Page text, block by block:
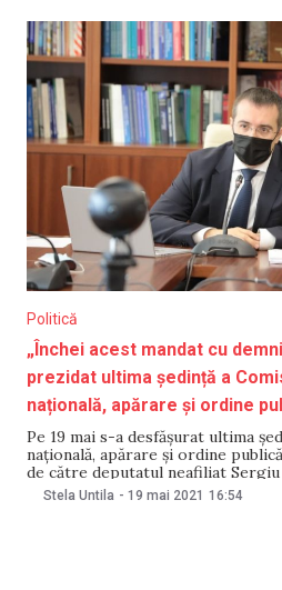
Politică
„Închei acest mandat cu
prezidat ultima ședință a
națională, apărare și ordine
Pe 19 mai s-a desfășurat ultima
națională, apărare și ordine
de către deputatul neafiliat
publicată pe pagina sa de
Stela Untila - 19 mai 2021 16:54